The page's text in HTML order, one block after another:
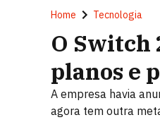
Home Tecnologia
O Switch
planos e
A empresa havia
agora tem outra